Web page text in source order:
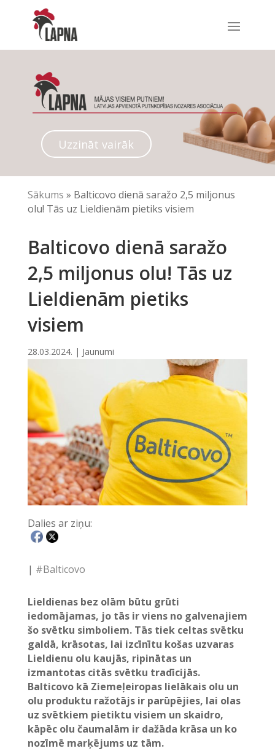
Uzzināt vairāk
Sākums » Balticovo dienā saražo 2,5 miljonus
olu! Tās uz Lieldienām pietiks visiem
Balticovo dienā saražo
2,5 miljonus olu! Tās uz
Lieldienām pietiks
visiem
28.03.2024. | Jaunumi
Dalies ar ziņu:
| #Balticovo
Lieldienas bez olām būtu grūti
iedomājamas, jo tās ir viens no galvenajiem
šo svētku simboliem. Tās tiek celtas svētku
galdā, krāsotas, lai izcīnītu košas uzvaras
Lieldienu olu kaujās, ripinātas un
izmantotas citās svētku tradīcijās.
Balticovo kā Ziemeļeiropas lielākais olu un
olu produktu ražotājs ir parūpējies, lai olas
uz svētkiem pietiktu visiem un skaidro,
kāpēc olu čaumalām ir dažāda krāsa un ko
nozīmē marķējums uz tām.